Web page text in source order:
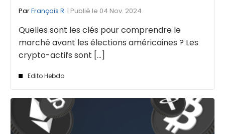
ParFrançois R. | Publié le 04 Nov. 2024
Quelles sont les clés pour comprendre le
marché avant les élections américaines ? Les
crypto-actifs sont [...]
Edito Hebdo